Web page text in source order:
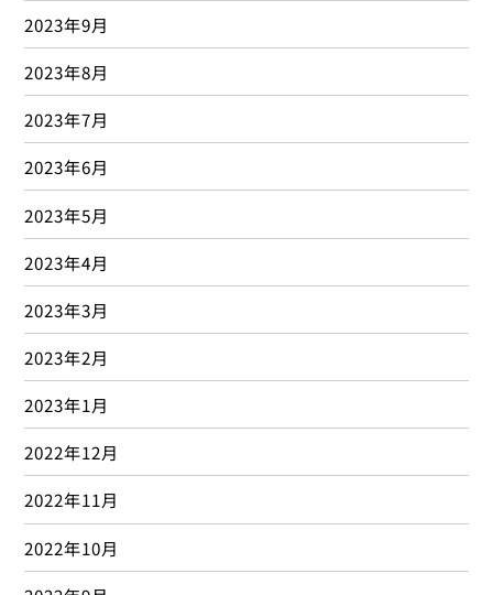
2020年8月
2020年7月
2020年6月
2020年5月
2020年4月
2020年3月
2020年2月
2020年1月
2019年12月
2019年11月
2019年10月
2019年9月